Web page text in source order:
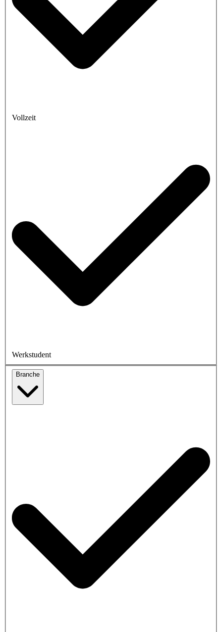
Vollzeit
Werkstudent
Branche